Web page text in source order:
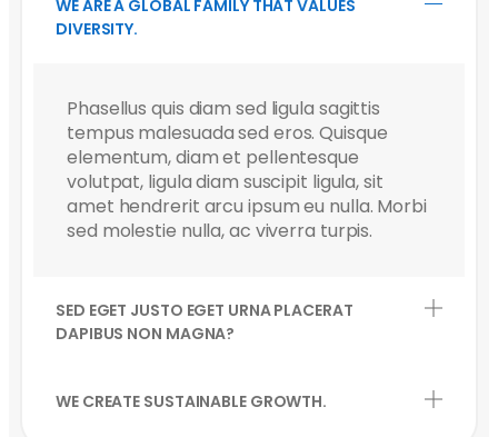
WE ARE A GLOBAL FAMILY THAT VALUES
DIVERSITY.
Phasellus quis diam sed ligula sagittis
tempus malesuada sed eros. Quisque
elementum, diam et pellentesque
volutpat, ligula diam suscipit ligula, sit
amet hendrerit arcu ipsum eu nulla. Morbi
sed molestie nulla, ac viverra turpis.
SED EGET JUSTO EGET URNA PLACERAT
DAPIBUS NON MAGNA?
WE CREATE SUSTAINABLE GROWTH.